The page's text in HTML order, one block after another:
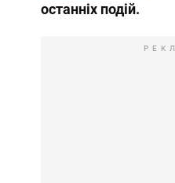
останніх подій.